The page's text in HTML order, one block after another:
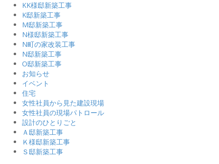
KK様邸新築工事
K邸新築工事
M邸新築工事
N様邸新築工事
N町の家改装工事
N邸新築工事
O邸新築工事
お知らせ
イベント
住宅
女性社員から見た建設現場
女性社員の現場パトロール
設計のひとりごと
Ａ邸新築工事
Ｋ様邸新築工事
Ｓ邸新築工事